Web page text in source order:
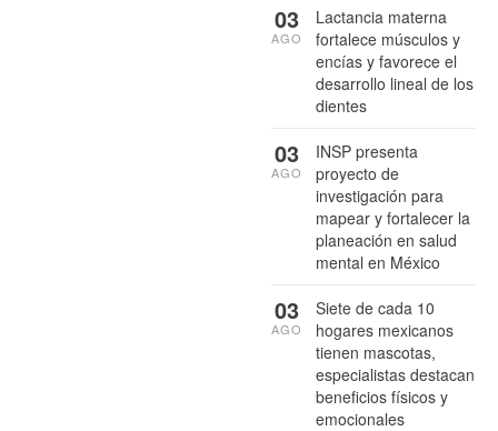
Lactancia materna
fortalece músculos y
encías y favorece el
desarrollo lineal de los
dientes
03
AGO
INSP presenta
proyecto de
investigación para
mapear y fortalecer la
planeación en salud
mental en México
03
AGO
Siete de cada 10
hogares mexicanos
tienen mascotas,
especialistas destacan
beneficios físicos y
emocionales
03
AGO